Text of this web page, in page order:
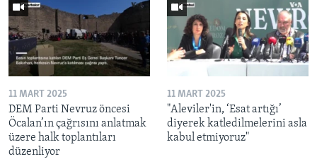
11 MART 2025
DEM Parti Nevruz öncesi
Öcalan’ın çağrısını anlatmak
üzere halk toplantıları
düzenliyor
11 MART 2025
"Aleviler'in, ‘Esat artığı’
diyerek katledilmelerini asla
kabul etmiyoruz"